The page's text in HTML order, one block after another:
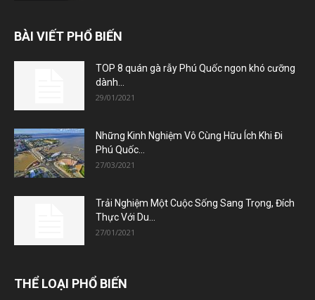
BÀI VIẾT PHỔ BIẾN
TOP 8 quán gà rẫy Phú Quốc ngon khó cưỡng
dành...
29/01/2021
Những Kinh Nghiệm Vô Cùng Hữu Ích Khi Đi
Phú Quốc...
27/03/2021
Trải Nghiệm Một Cuộc Sống Sang Trọng, Đích
Thực Với Du...
27/01/2021
THỂ LOẠI PHỔ BIẾN